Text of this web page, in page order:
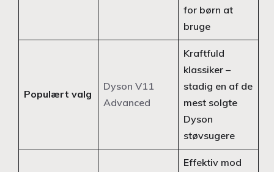
for børn at
bruge
Populært valg
Dyson V11
Advanced
Kraftfuld
klassiker –
stadig en af de
mest solgte
Dyson
støvsugere
Effektiv mod